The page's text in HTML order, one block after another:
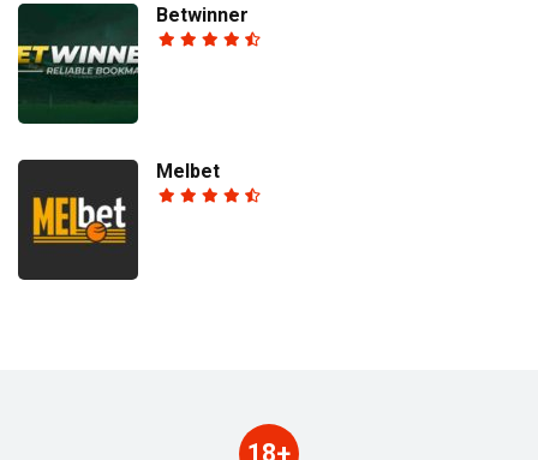
Betwinner
Melbet
18+